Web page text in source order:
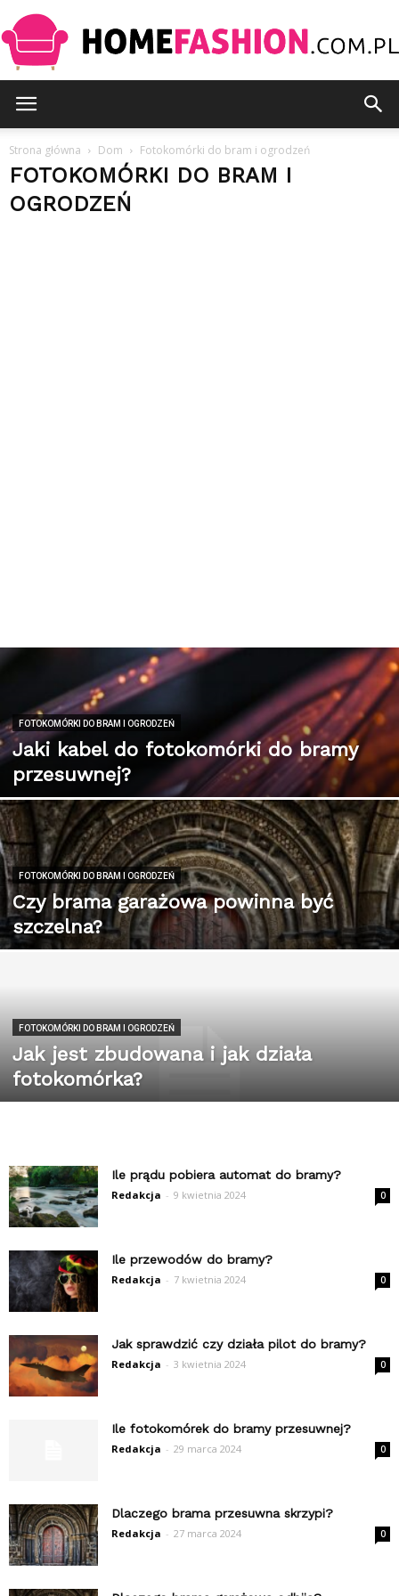
Strona główna Dom Fotokomórki do bram i ogrodzeń
FOTOKOMÓRKI DO BRAM I
OGRODZEŃ
FOTOKOMÓRKI DO BRAM I OGRODZEŃ
Jaki kabel do fotokomórki do bramy
przesuwnej?
FOTOKOMÓRKI DO BRAM I OGRODZEŃ
Czy brama garażowa powinna być
szczelna?
FOTOKOMÓRKI DO BRAM I OGRODZEŃ
Jak jest zbudowana i jak działa
fotokomórka?
Ile prądu pobiera automat do bramy?
Redakcja - 9 kwietnia 2024 0
Ile przewodów do bramy?
Redakcja - 7 kwietnia 2024 0
Jak sprawdzić czy działa pilot do bramy?
Redakcja - 3 kwietnia 2024 0
Ile fotokomórek do bramy przesuwnej?
Redakcja - 29 marca 2024 0
Dlaczego brama przesuwna skrzypi?
Redakcja - 27 marca 2024 0